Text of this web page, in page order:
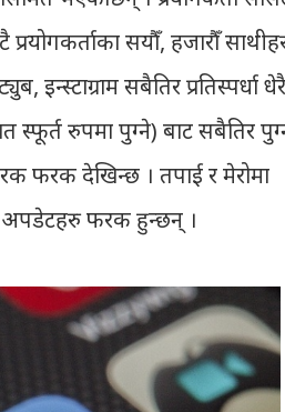
सयौँ, हजारौँ
सबैतिर प्रतिस्पर्धा धेरै
रुपमा पुग्ने) बाट सबैतिर
फरक देखिन्छ । तपाई र मेरोमा
फरक हुन्छन् ।